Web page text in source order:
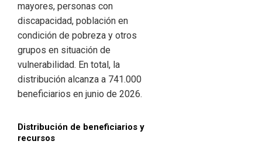
mayores, personas con
discapacidad, población en
condición de pobreza y otros
grupos en situación de
vulnerabilidad. En total, la
distribución alcanza a 741.000
beneficiarios en junio de 2026.
Distribución de beneficiarios y
recursos